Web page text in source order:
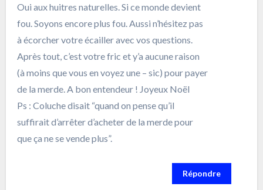
Oui aux huitres naturelles. Si ce monde devient
fou. Soyons encore plus fou. Aussi n’hésitez pas
à écorcher votre écailler avec vos questions.
Après tout, c’est votre fric et y’a aucune raison
(à moins que vous en voyez une – sic) pour payer
de la merde. A bon entendeur ! Joyeux Noël
Ps : Coluche disait “quand on pense qu’il
suffirait d’arrêter d’acheter de la merde pour
que ça ne se vende plus”.
Répondre